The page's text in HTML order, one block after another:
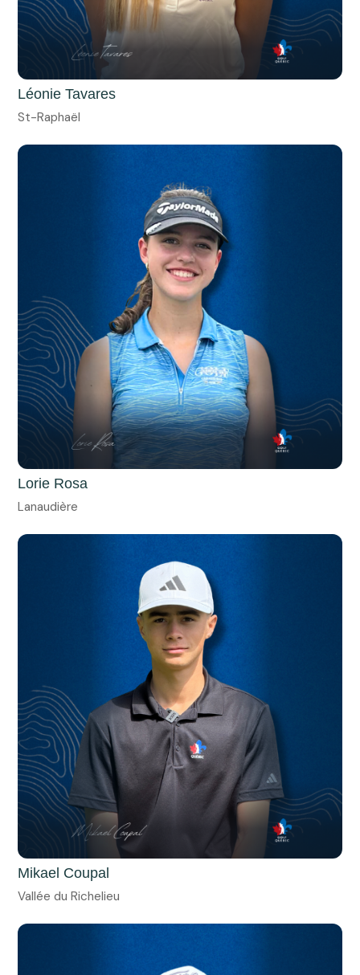
Léonie Tavares
St-Raphaël
Lorie Rosa
Lanaudière
Mikael Coupal
Vallée du Richelieu